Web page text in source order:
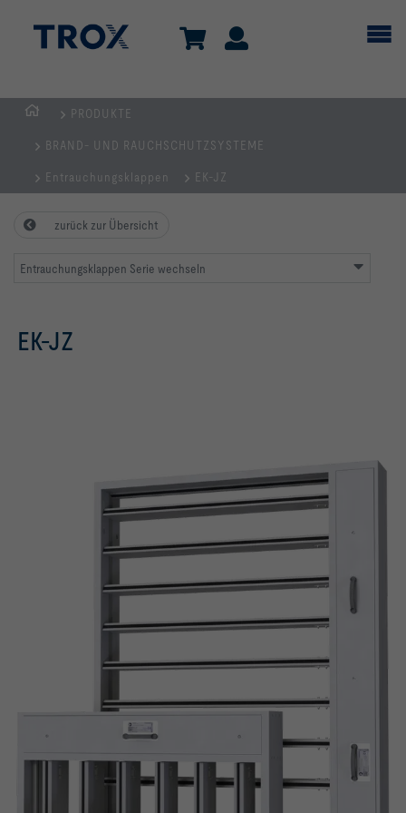
PRODUKTE
BRAND- UND RAUCHSCHUTZSYSTEME
Entrauchungsklappen EK-JZ
zurück zur Übersicht
Entrauchungsklappen Serie wechseln
EK-JZ
Design-Abschlussgitter mit verschiedenen Lamellenformen, in allen
gängigen RAL-Farbtönen